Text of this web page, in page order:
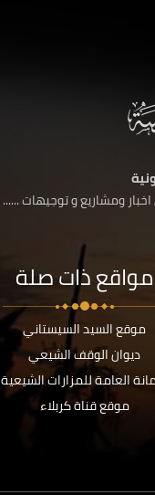
ومشاريع و توجيهات ......
مواقع ذات صلة
موقع السيد السيستاني
ديوان الوقف الشيعي
العامة للمزارات الشيعية
موقع قناة كربلاء